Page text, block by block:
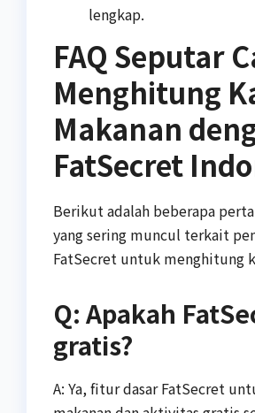
lengkap.
FAQ Seputar
Menghitung
Makanan
FatSecret
Berikut adalah beberapa
yang sering muncul terkait
FatSecret untuk menghitung
Q: Apakah
gratis?
A: Ya, fitur dasar FatSecret